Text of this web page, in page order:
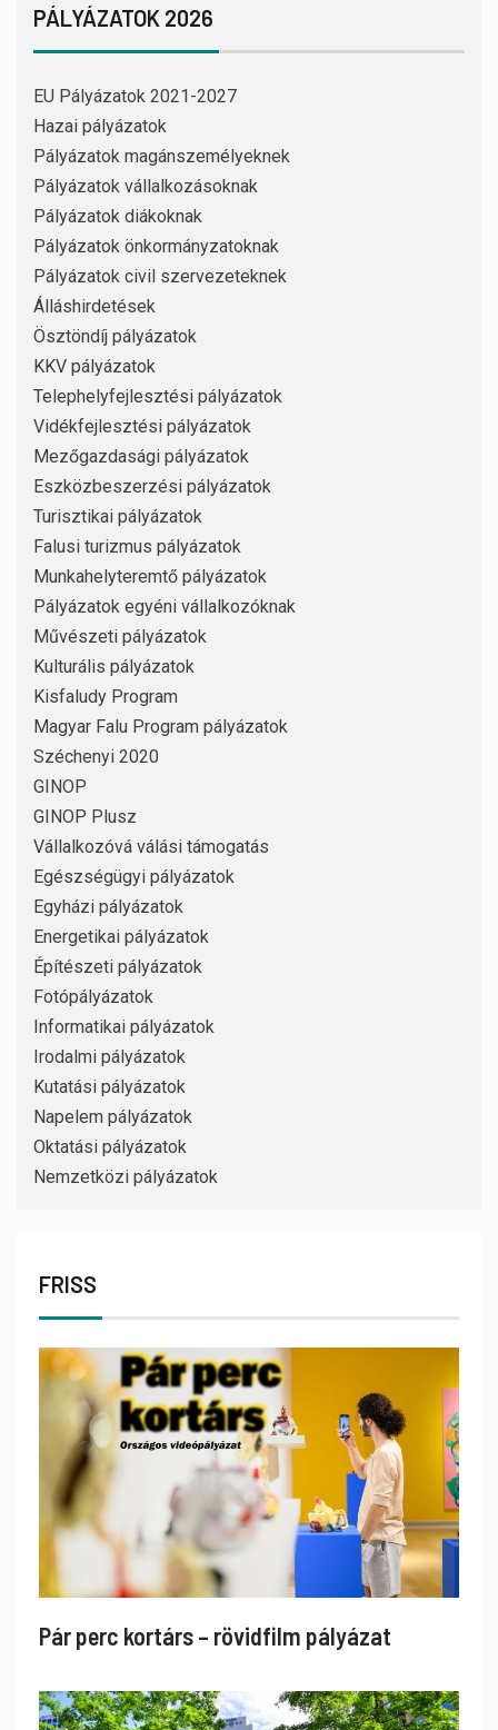
PÁLYÁZATOK 2026
EU Pályázatok 2021-2027
Hazai pályázatok
Pályázatok magánszemélyeknek
Pályázatok vállalkozásoknak
Pályázatok diákoknak
Pályázatok önkormányzatoknak
Pályázatok civil szervezeteknek
Álláshirdetések
Ösztöndíj pályázatok
KKV pályázatok
Telephelyfejlesztési pályázatok
Vidékfejlesztési pályázatok
Mezőgazdasági pályázatok
Eszközbeszerzési pályázatok
Turisztikai pályázatok
Falusi turizmus pályázatok
Munkahelyteremtő pályázatok
Pályázatok egyéni vállalkozóknak
Művészeti pályázatok
Kulturális pályázatok
Kisfaludy Program
Magyar Falu Program pályázatok
Széchenyi 2020
GINOP
GINOP Plusz
Vállalkozóvá válási támogatás
Egészségügyi pályázatok
Egyházi pályázatok
Energetikai pályázatok
Építészeti pályázatok
Fotópályázatok
Informatikai pályázatok
Irodalmi pályázatok
Kutatási pályázatok
Napelem pályázatok
Oktatási pályázatok
Nemzetközi pályázatok
FRISS
Pár perc kortárs – rövidfilm pályázat